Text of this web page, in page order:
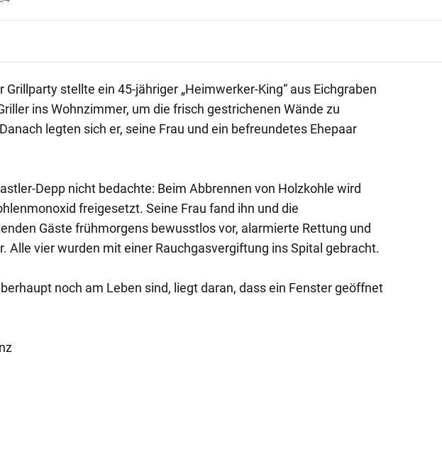
Grillparty stellte ein 45-jähriger „Heimwerker-King“ aus Eichgraben
ins Wohnzimmer, um die frisch gestrichenen Wände zu
legten sich er, seine Frau und ein befreundetes Ehepaar
Depp nicht bedachte: Beim Abbrennen von Holzkohle wird
freigesetzt. Seine Frau fand ihn und die
Gäste frühmorgens bewusstlos vor, alarmierte Rettung und
Alle vier wurden mit einer Rauchgasvergiftung ins Spital gebracht.
noch am Leben sind, liegt daran, dass ein Fenster geöffnet